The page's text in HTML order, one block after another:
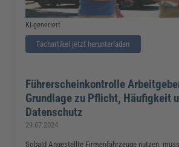
KI-generiert
Fachartikel jetzt herunterladen
Führerscheinkontrolle
Grundlage zu Pflicht, Häufigkeit
Datenschutz
29.07.2024
Sobald Angestellte Firmenfahrzeuge nutzen,